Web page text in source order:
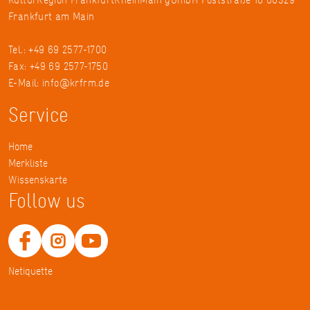
Frankfurt am Main
Tel.: +49 69 2577-1700
Fax: +49 69 2577-1750
E-Mail: info@krfrm.de
Service
Home
Merkliste
Wissenskarte
Follow us
Netiquette